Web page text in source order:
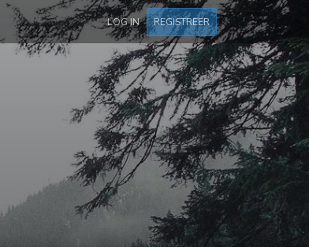
LOG IN REGISTREER